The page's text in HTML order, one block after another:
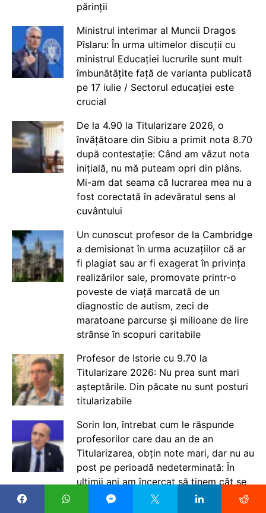
părinții
Ministrul interimar al Muncii Dragos
Pîslaru: În urma ultimelor discuții cu
ministrul Educației lucrurile sunt mult
îmbunătățite față de varianta publicată
pe 17 iulie / Sectorul educației este
crucial
De la 4.90 la Titularizare 2026, o
învățătoare din Sibiu a primit nota 8.70
după contestație: Când am văzut nota
inițială, nu mă puteam opri din plâns.
Mi-am dat seama că lucrarea mea nu a
fost corectată în adevăratul sens al
cuvântului
Un cunoscut profesor de la Cambridge
a demisionat în urma acuzațiilor că ar
fi plagiat sau ar fi exagerat în privința
realizărilor sale, promovate printr-o
poveste de viață marcată de un
diagnostic de autism, zeci de
maratoane parcurse și milioane de lire
strânse în scopuri caritabile
Profesor de Istorie cu 9.70 la
Titularizare 2026: Nu prea sunt mari
așteptările. Din păcate nu sunt posturi
titularizabile
Sorin Ion, întrebat cum le răspunde
profesorilor care dau an de an
Titularizarea, obțin note mari, dar nu au
post pe perioadă nedeterminată: În
ultimii ani am încercat să ținem cât se
poate de bine sub control posturile